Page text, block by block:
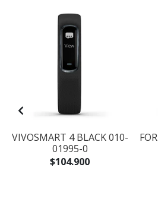
VIVOSMART 4 BLACK 010-
01995-0
$104.900